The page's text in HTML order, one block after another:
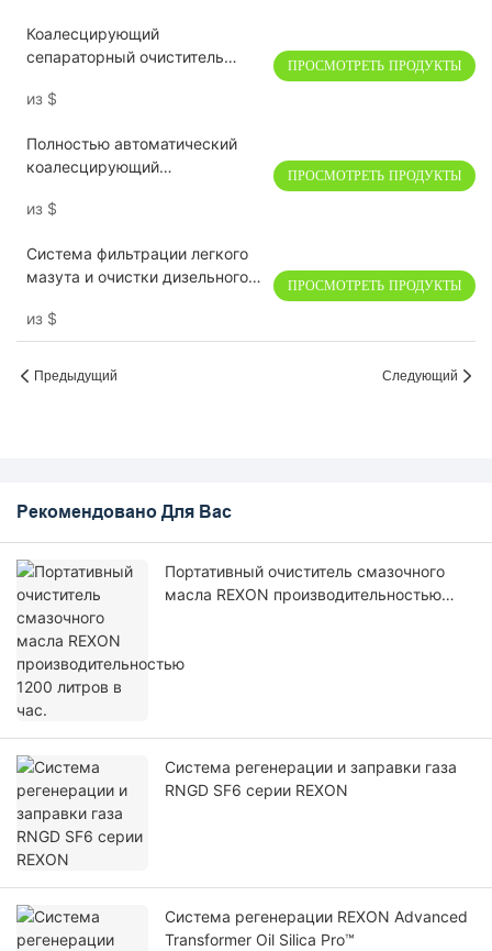
дизельного топлива
Коалесцирующий
сепараторный очиститель
из $
ПРОСМОТРЕТЬ ПРОДУКТЫ
Полностью автоматический
коалесцирующий
масла
из $
ПРОСМОТРЕТЬ ПРОДУКТЫ
Система фильтрации легкого
мазута и очистки дизельного
из $
ПРОСМОТРЕТЬ ПРОДУКТЫ
Предыдущий Следующий
Рекомендовано Для Вас
Портативный очиститель смазочного
масла REXON производительностью
Система регенерации и заправки газа
RNGD SF6 серии REXON
Система регенерации REXON Advanced
Transformer Oil Silica Pro™